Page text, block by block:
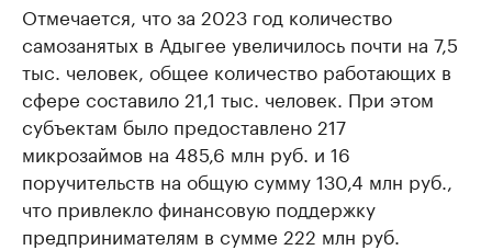
Отмечается, что за 2023 год количество
самозанятых в Адыгее увеличилось почти на 7,5
тыс. человек, общее количество работающих в
сфере составило 21,1 тыс. человек. При этом
субъектам было предоставлено 217
микрозаймов на 485,6 млн руб. и 16
поручительств на общую сумму 130,4 млн руб.,
что привлекло финансовую поддержку
предпринимателям в сумме 222 млн руб.